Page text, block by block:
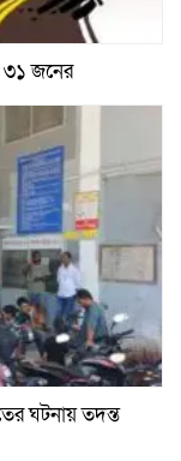
৩১ জনের
ঘটনায় তদন্ত